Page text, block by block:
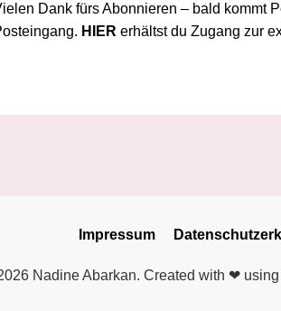
Dank fürs Abonnieren – bald kommt
HIER erhältst du Zugang zur
Impressum
Nadine Abarkan. Created with ❤